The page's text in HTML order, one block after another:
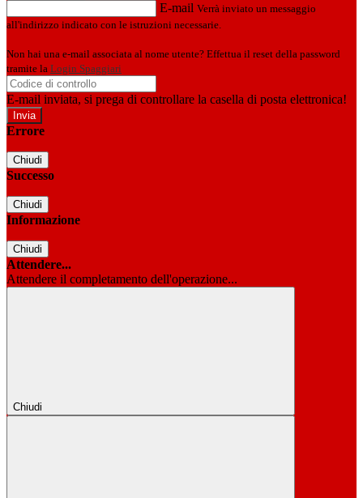
E-mail Verrà inviato un messaggio
all'indirizzo indicato con le istruzioni necessarie.
Non hai una e-mail associata al nome utente? Effettua il reset della password
tramite la Login Spaggiari
E-mail inviata, si prega di controllare la casella di posta elettronica!
Errore
Chiudi
Successo
Chiudi
Informazione
Chiudi
Attendere...
Attendere il completamento dell'operazione...
Chiudi